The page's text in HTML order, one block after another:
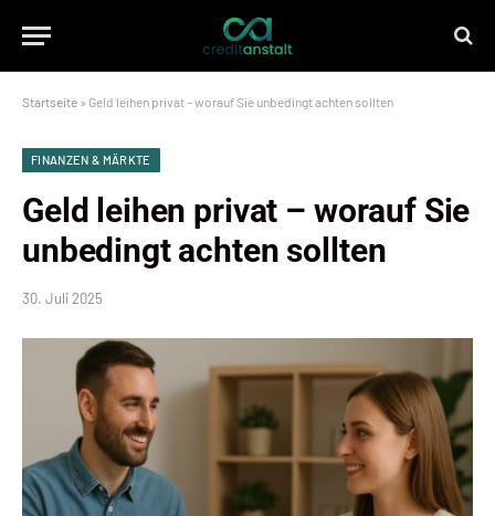
Startseite » Geld leihen privat – worauf Sie unbedingt achten sollten
FINANZEN & MÄRKTE
Geld leihen privat – worauf Sie
unbedingt achten sollten
30. Juli 2025